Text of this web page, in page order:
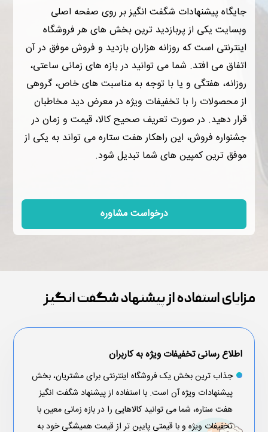
جایگاه پیشنهادات شگفت انگیز بر روی صفحه اصلی
وبسایت یکی از پربازدید ترین بخش های هر فروشگاه
اینترنتی است که روزانه هزاران بازدید و فروش موفق در آن
اتفاق می افتد. شما می توانید در بازه های زمانی ساعتی،
روزانه، هفتگی و یا با توجه به مناسبت های خاص، گروهی
از محصولات را با تخفیفات ویژه در معرض دید مخاطبان
قرار دهید. در صورت تعریف صحیح کالا، قیمت و زمان در
جشنواره فروش، این راهکار هفت ستاره می تواند به یکی از
موفق ترین کمپین های شما تبدیل شود.
درخواست مشاوره
مزایای استفاده از پیشنهاد شگفت انگیز
اطلاع رسانی تخفیفات ویژه به کاربران
جذاب ترین بخش یک فروشگاه اینترنتی برای مشتریان، بخش
پیشنهادات ویژه آن است. با استفاده از پیشنهاد شگفت انگیز
هفت ستاره، شما می توانید کالاهایی را در بازه زمانی معین با
تخفیفات ویژه و با قیمتی پایین تر از قیمت همیشگی خود به